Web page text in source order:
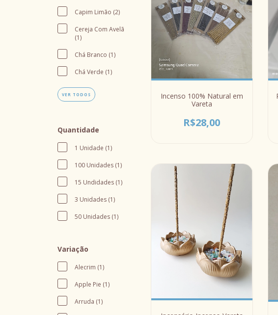
Capim Limão (2)
Cereja Com Avelã
(1)
Chá Branco (1)
Chá Verde (1)
VER TODOS
Quantidade
1 Unidade (1)
100 Unidades (1)
15 Undidades (1)
3 Unidades (1)
50 Unidades (1)
Variação
Alecrim (1)
Apple Pie (1)
Arruda (1)
Incenso 100% Natural em
Vareta
R$28,00